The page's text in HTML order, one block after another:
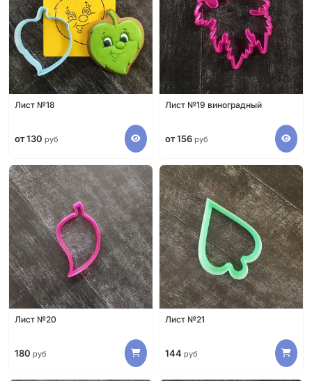
Лист №18
от 130 руб
Лист №19 виноградный
от 156 руб
Лист №20
180 руб
Лист №21
144 руб